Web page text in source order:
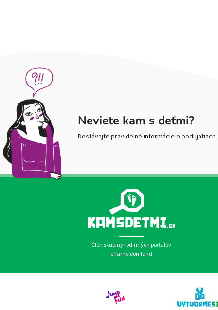
Neviete kam s deťmi?
Dostávajte pravidelné informácie o podujatiach
Člen skupiny rodinných portálov
chameleon.land